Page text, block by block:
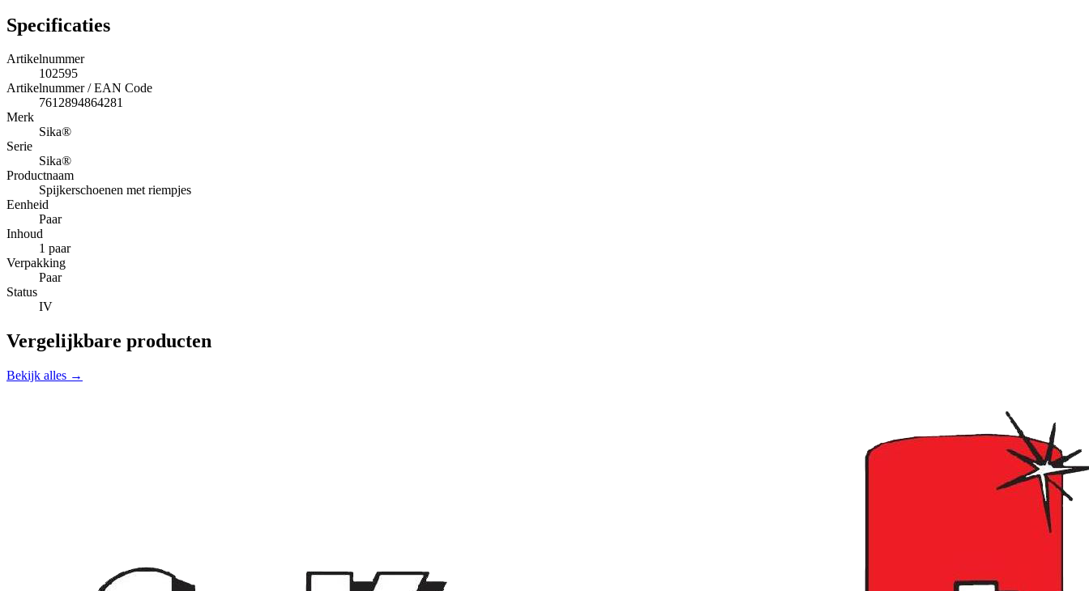
Specificaties
Artikelnummer
102595
Artikelnummer / EAN Code
7612894864281
Merk
Sika®
Serie
Sika®
Productnaam
Spijkerschoenen met riempjes
Eenheid
Paar
Inhoud
1 paar
Verpakking
Paar
Status
IV
Vergelijkbare producten
Bekijk alles →